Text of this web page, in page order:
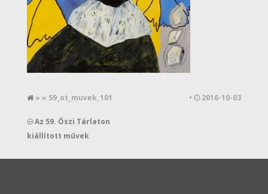
» » 59_ot_muvek_101 • 2016-10-03
Az 59. Őszi Tárlaton
kiállított művek